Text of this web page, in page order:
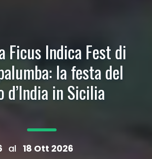
Ficus Indica Fest di
la festa del
d’India in Sicilia
al 18 Ott 2026